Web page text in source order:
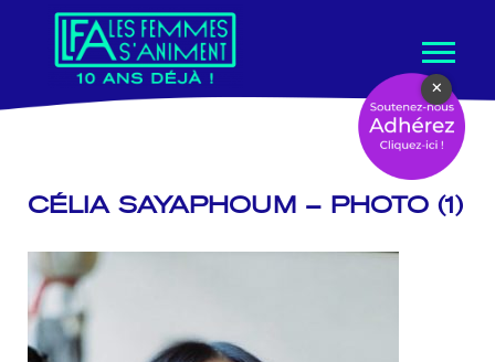
contenu
CÉLIA SAYAPHOUM – PHOTO (1)
×